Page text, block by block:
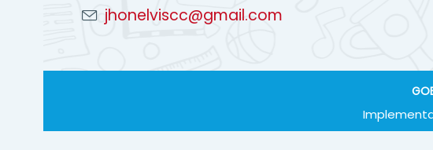
jhonelviscc@gmail.com